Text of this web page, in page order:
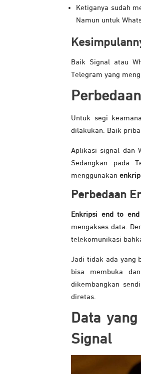
Ketiganya sudah
Namun untuk
Baik Signal atau
Telegram yang
Untuk segi
dilakukan. Baik
Aplikasi signal dan
Sedangkan pada
menggunakan
Perbedaan
Enkripsi end to end
mengakses data.
telekomunikasi
Jadi tidak ada yang
bisa membuka
dikembangkan
diretas.
Data
Signal